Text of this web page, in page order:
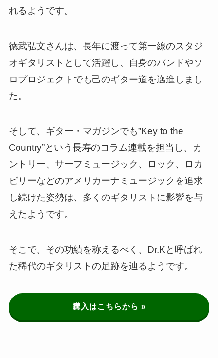
れるようです。
徳武弘文さんは、長年に渡って第一線のスタジ
オギタリストとして活躍し、自身のバンドやソ
ロプロジェクトでも己のギター道を邁進しまし
た。
そして、ギター・マガジンでも”Key to the
Country”という長寿のコラム連載を担当し、カ
ントリー、サーフミュージック、ロック、ロカ
ビリーなどのアメリカーナミュージックを追求
し続けた姿勢は、多くのギタリストに影響を与
えたようです。
そこで、その功績を称えるべく、Dr.Kと呼ばれ
た稀代のギタリストの足跡を辿るようです。
購入はこちらから »